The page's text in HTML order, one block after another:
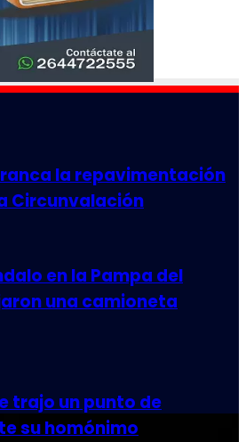
la repavimentación
Circunvalación
en la Pampa del
una camioneta
trajo un punto de
su homónimo